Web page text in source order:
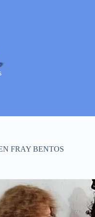
FRAY BENTOS